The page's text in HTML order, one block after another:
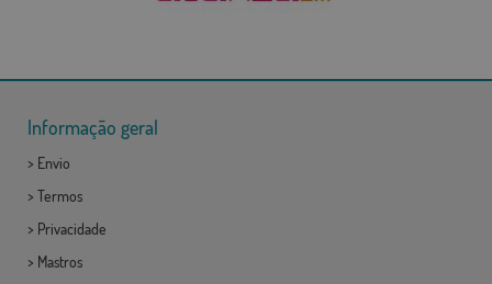
Informação geral
> Envio
> Termos
> Privacidade
> Mastros